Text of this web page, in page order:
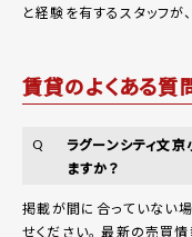
と経験を有するスタッフが
賃貸のよくある質
Q
ラグーンシティ文
ますか？
掲載が間に合っていない
せください。 最新の売買